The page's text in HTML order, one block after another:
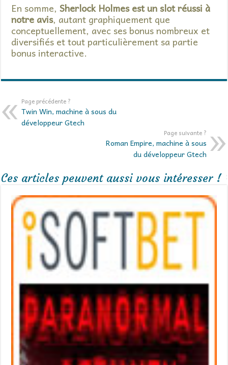
En somme,Sherlock Holmes est un slot réussi à
notre avis, autant graphiquement que
conceptuellement, avec ses bonus nombreux et
diversifiés et tout particulièrement sa partie
bonus interactive.
Page précédente ?
Twin Win, machine à sous du
développeur Gtech
Page suivante ?
Roman Empire, machine à sous
du développeur Gtech
Ces articles peuvent aussi vous intéresser !